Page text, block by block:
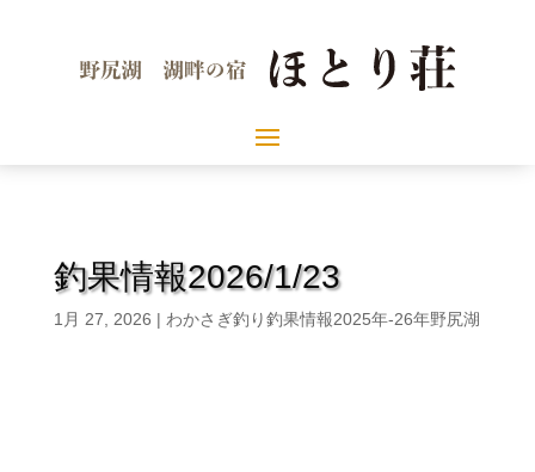
釣果情報2026/1/23
1月 27, 2026 | わかさぎ釣り釣果情報2025年-26年野尻湖